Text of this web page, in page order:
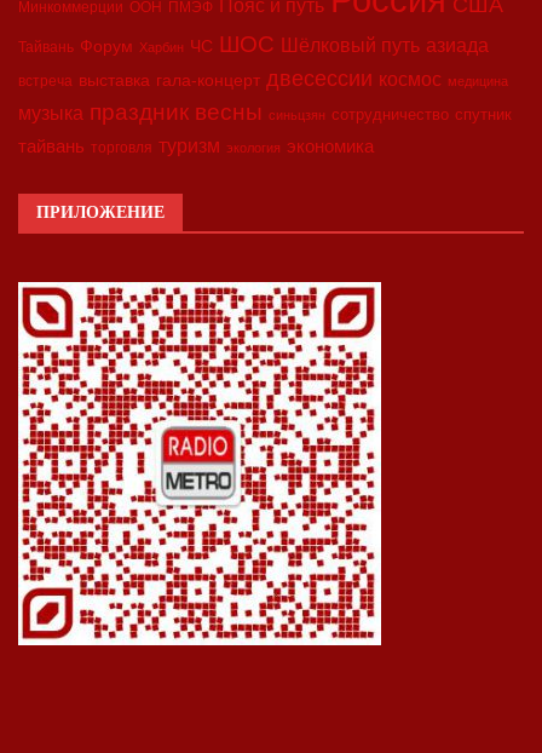
Минкоммерции ООН ПМЭФ Пояс и путь
Тайвань Форум Харбин ЧС ШОС Шёлковый путь азиада
встреча выставка гала-концерт двесессии космос медицина
музыка праздник весны синьцзян сотрудничество спутник
тайвань торговля туризм экология экономика
ПРИЛОЖЕНИЕ